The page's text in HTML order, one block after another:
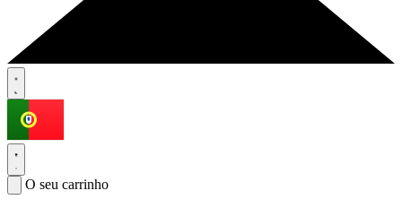
O seu carrinho